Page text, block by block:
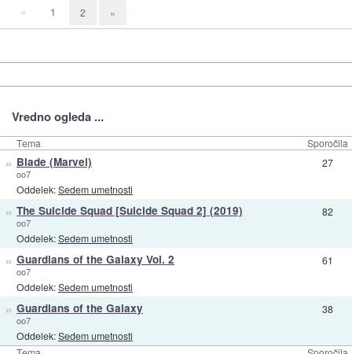
« 1 2 »
Vredno ogleda ...
Tema Sporočila
» Blade (Marvel)
oo7
Oddelek:Sedem umetnosti
27
» The Suicide Squad [Suicide Squad 2] (2019)
oo7
Oddelek:Sedem umetnosti
82
» Guardians of the Galaxy Vol. 2
oo7
Oddelek:Sedem umetnosti
61
» Guardians of the Galaxy
oo7
Oddelek:Sedem umetnosti
38